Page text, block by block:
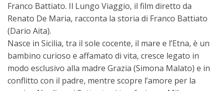
Contatti
Franco Battiato. Il Lungo Viaggio, il film diretto da
Renato De Maria, racconta la storia di Franco Battiato
(Dario Aita).
Nasce in Sicilia, tra il sole cocente, il mare e l’Etna, è un
bambino curioso e affamato di vita, cresce legato in
modo esclusivo alla madre Grazia (Simona Malato) e in
conflitto con il padre, mentre scopre l’amore per la